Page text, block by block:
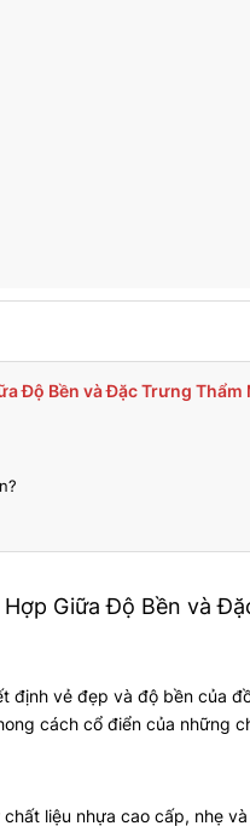
Độ Bền và Đặc Trưng Thẩm
Giữa Độ Bền và
vẻ đẹp và độ bền của
cách cổ điển của những
liệu nhựa cao cấp, nhẹ